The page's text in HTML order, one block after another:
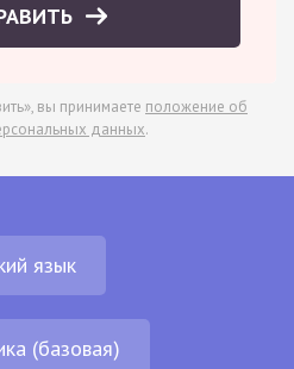
вы принимаете положение об
данных.
язык
(базовая)